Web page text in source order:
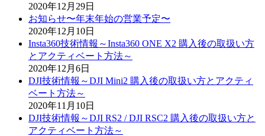
2020年12月29日
お知らせ〜年末年始の営業予定〜
2020年12月10日
Insta360技術情報～Insta360 ONE X2 購入後の取扱い方
とアクティベート方法～
2020年12月6日
DJI技術情報～DJI Mini2 購入後の取扱い方とアクティ
ベート方法～
2020年11月10日
DJI技術情報～DJI RS2 / DJI RSC2 購入後の取扱い方と
アクティベート方法～